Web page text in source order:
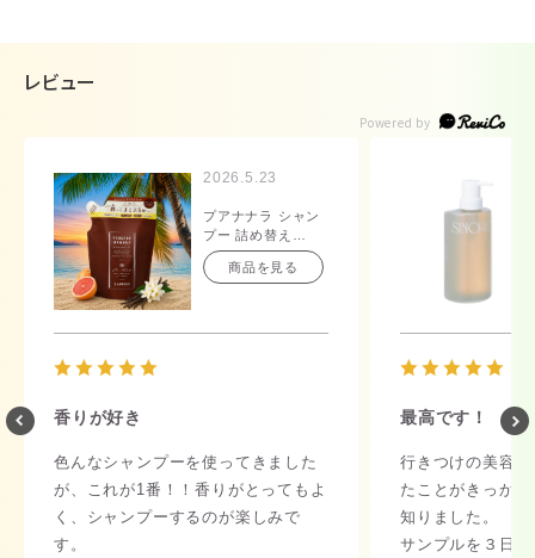
レビュー
2026.5.23
プアナナラ シャン
プー 詰め替え
350mL
商品を見る
香りが好き
色んなシャンプーを使ってきました
が、これが1番！！香りがとってもよ
く、シャンプーするのが楽しみで
す。
最高です！
行きつけの美容
たことがきっか
知りました。
サンプルを３日